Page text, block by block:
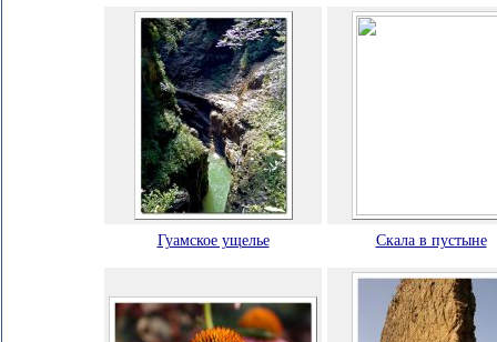
Гуамское ущелье Скала в пустыне